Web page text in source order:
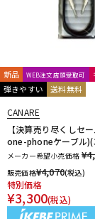
D&A GUITAR GEAR
DINGWALL
dmi
Dunlop (Jim Dunlop)
EMERSON CUSTOM
Epiphone
F-bass
Fender
FERNANDES ／
Fred Kelly
Freedom Custom
新品 WEB注文店頭受取可
弾きやすい
送料無料
CANARE
【決算売り尽くしセ
one-phoneケーブル
メーカー希望小売価格
販売価格¥4,070(税込)
特別価格
¥3,300(税込)